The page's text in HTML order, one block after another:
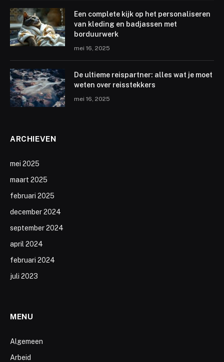
Een complete kijk op het personaliseren
van kleding en badjassen met
borduurwerk
mei 16, 2025
De ultieme reispartner: alles wat je moet
weten over reisstekkers
mei 16, 2025
ARCHIEVEN
mei 2025
maart 2025
februari 2025
december 2024
september 2024
april 2024
februari 2024
juli 2023
MENU
Algemeen
Arbeid